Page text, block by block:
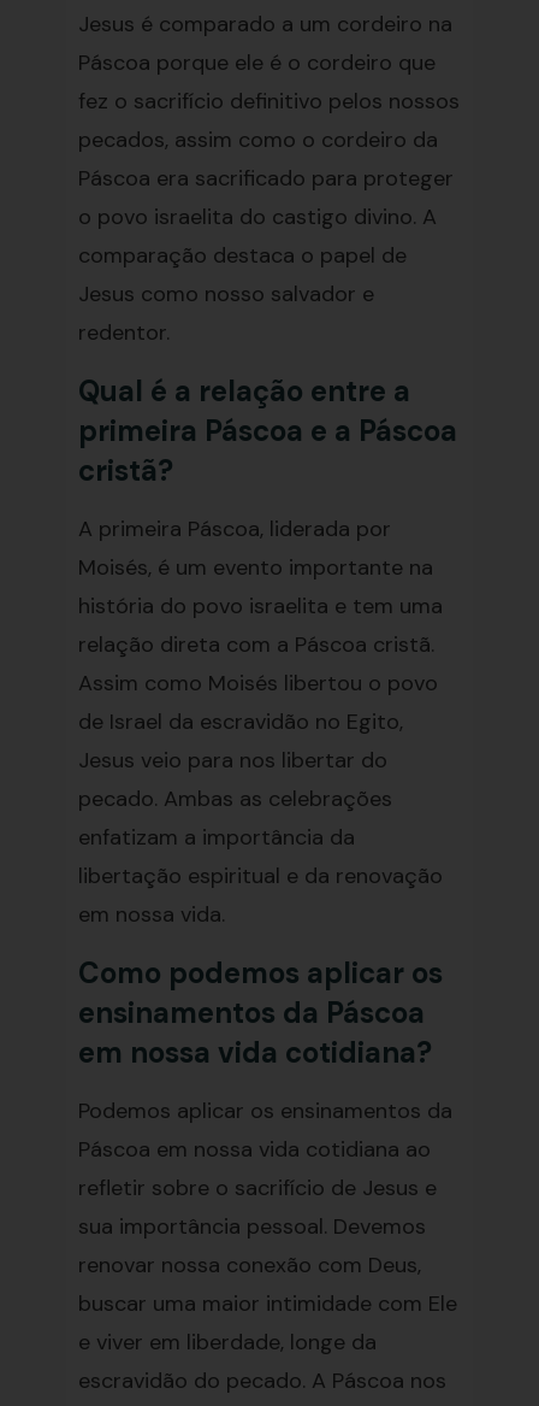
Jesus é comparado a um cordeiro na
Páscoa porque ele é o cordeiro que
fez o sacrifício definitivo pelos nossos
pecados, assim como o cordeiro da
Páscoa era sacrificado para proteger
o povo israelita do castigo divino. A
comparação destaca o papel de
Jesus como nosso salvador e
redentor.
Qual é a relação entre a
primeira Páscoa e a Páscoa
cristã?
A primeira Páscoa, liderada por
Moisés, é um evento importante na
história do povo israelita e tem uma
relação direta com a Páscoa cristã.
Assim como Moisés libertou o povo
de Israel da escravidão no Egito,
Jesus veio para nos libertar do
pecado. Ambas as celebrações
enfatizam a importância da
libertação espiritual e da renovação
em nossa vida.
Como podemos aplicar os
ensinamentos da Páscoa
em nossa vida cotidiana?
Podemos aplicar os ensinamentos da
Páscoa em nossa vida cotidiana ao
refletir sobre o sacrifício de Jesus e
sua importância pessoal. Devemos
renovar nossa conexão com Deus,
buscar uma maior intimidade com Ele
e viver em liberdade, longe da
escravidão do pecado. A Páscoa nos